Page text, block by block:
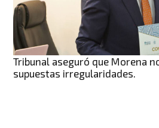
Tribunal aseguró que Morena
supuestas irregularidades.